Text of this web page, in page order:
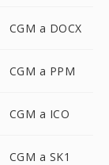
CGM a DOCX
CGM a PPM
CGM a ICO
CGM a SK1